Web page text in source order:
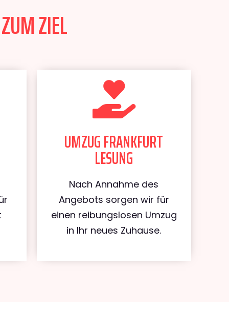
ZIEL
UMZUG FRANKFURT
LESUNG
Nach Annahme des
Angebots sorgen wir für
einen reibungslosen Umzug
in Ihr neues Zuhause.